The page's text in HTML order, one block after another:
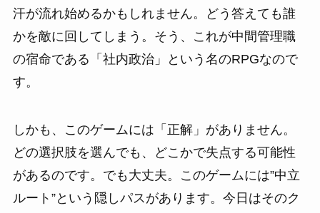
汗が流れ始めるかもしれません。どう答えても誰
かを敵に回してしまう。そう、これが中間管理職
の宿命である「社内政治」という名のRPGなので
す。
しかも、このゲームには「正解」がありません。
どの選択肢を選んでも、どこかで失点する可能性
があるのです。でも大丈夫。このゲームには”中立
ルート”という隠しパスがあります。今日はそのク